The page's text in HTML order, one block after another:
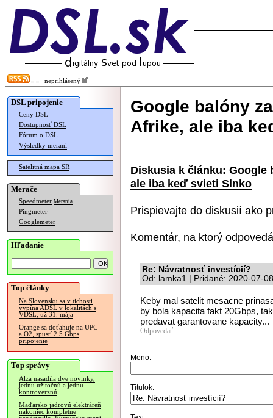
neprihlásený
DSL pripojenie
Ceny DSL
Dostupnosť DSL
Fórum o DSL
Výsledky meraní
Satelitná mapa SR
Merače
Speedmeter Merania
Pingmeter
Googlemeter
Hľadanie
Top články
Na Slovensku sa v tichosti
vypína ADSL v lokalitách s
VDSL, už 31. mája
Orange sa doťahuje na UPC
a O2, spustí 2.5 Gbps
pripojenie
Top správy
Alza nasadila dve novinky,
jednu užitočnú a jednu
kontroverznú
Maďarsko jadrovú elektráreň
nakoniec kompletne
Google balóny
Afrike, ale iba
Diskusia k článku: Google
ale iba keď svieti Slnko
Prispievajte do diskusií ako
Komentár, na ktorý
Re: Návratnosť investícií?
Od: lamka1 | Pridané: 2020-07-
Keby mal satelit mesacne
by bola kapacita fakt 20Gbps,
predavat garantovane kapacity...
Odpovedať
Meno:
Titulok: